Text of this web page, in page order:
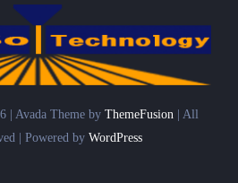
| Avada Theme by ThemeFusion | All
| Powered by WordPress